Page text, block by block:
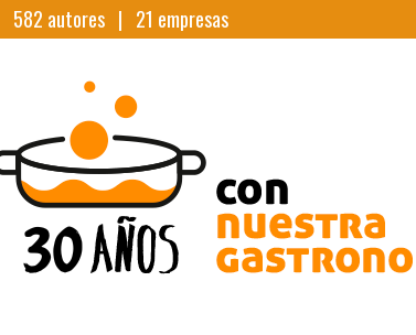
582 autores | 21 empresas